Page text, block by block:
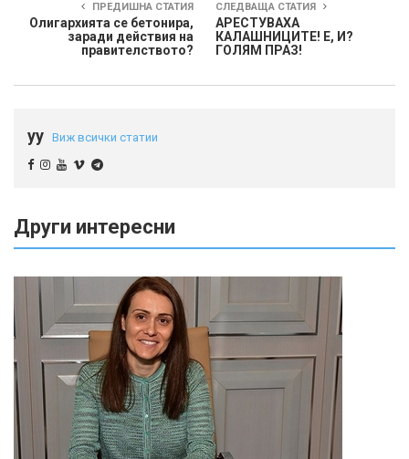
ПРЕДИШНА СТАТИЯ
Олигархията се бетонира,
заради действия на
правителството?
СЛЕДВАЩА СТАТИЯ
АРЕСТУВАХА
КАЛАШНИЦИТЕ! Е, И?
ГОЛЯМ ПРАЗ!
yy Виж всички статии
Други интересни